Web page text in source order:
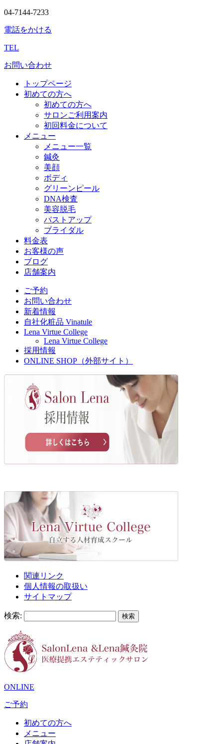
04-7144-7233
電話をかける
TEL
お問い合わせ
トップページ
初めての方へ
初めての方へ
サロンご利用案内
初回料金について
メニュー
メニュー一覧
鍼灸
美顔
ボディ
グリーンピール
DNA検査
美容脱毛
バストアップ
ブライダル
料金表
お客様の声
ブログ
店舗案内
ご予約
お問い合わせ
新着情報
自社化粧品 Vinatule
Lena Virtue College
Lena Virtue College
採用情報
ONLINE SHOP（外部サイト）
関連リンク
個人情報の取扱い
サイトマップ
検索:
ONLINE
ご予約
初めての方へ
メニュー